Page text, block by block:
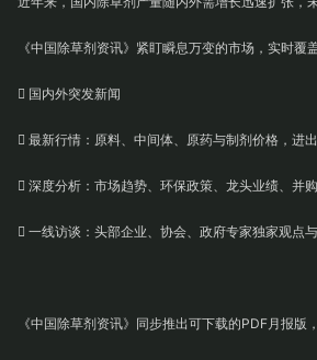
《中国除草剂资讯》紧盯瞬息万变的市场，实时
 国内外突发新闻
 最新行情：原料、中间体、原药与制剂价格，进
 深度分析：市场趋势、环保政策、龙头业绩、并
 一线访谈：头部企业、协会、政府专家独家观点
《中国除草剂资讯》同步推出可下载的PDF月报版